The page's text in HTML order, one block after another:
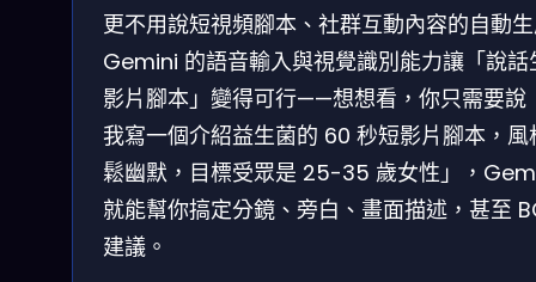
更不用說短視頻腳本、社群互動內容的自動
Gemini 的語音輸入與視覺識別能力讓「說話
影片腳本」變得可行——想想看，你只需要說
我寫一個介紹益生菌的 60 秒短影片腳本，風
鬆幽默，目標受眾是 25-35 歲女性」，
就能幫你搞定分鏡、旁白、畫面描述，甚至
建議。